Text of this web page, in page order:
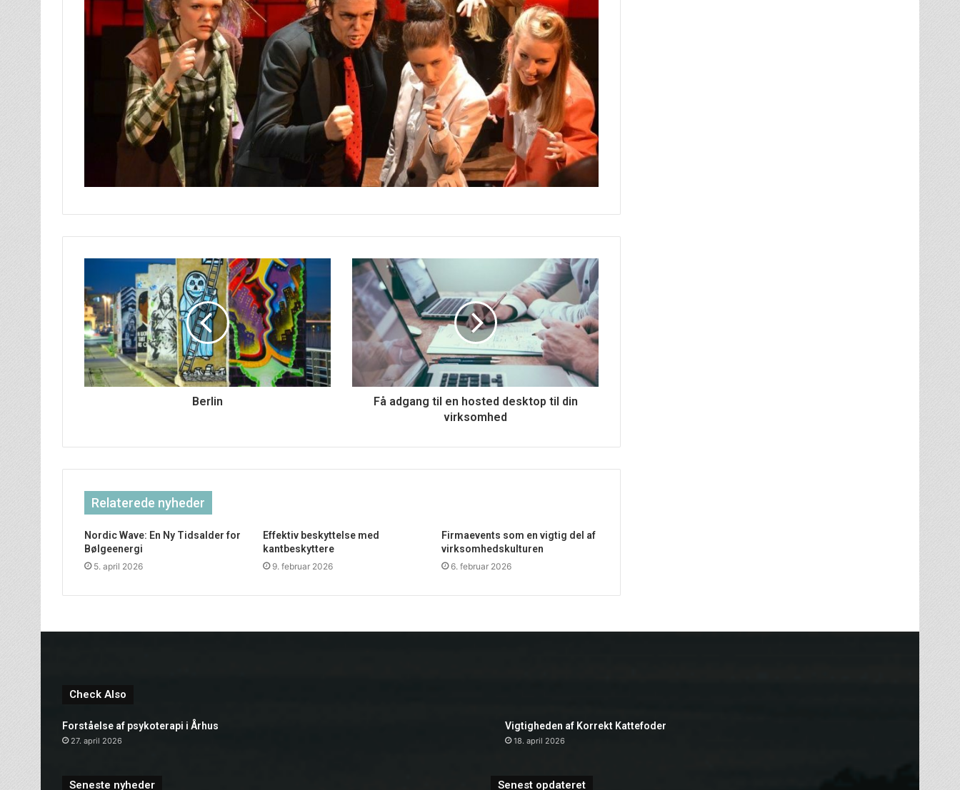
Berlin
Få adgang til en hosted desktop til din
virksomhed
Relaterede nyheder
Nordic Wave: En Ny Tidsalder for
Bølgeenergi
5. april 2026
Effektiv beskyttelse med
kantbeskyttere
9. februar 2026
Firmaevents som en vigtig del af
virksomhedskulturen
6. februar 2026
Check Also
Forståelse af psykoterapi i Århus
27. april 2026
Vigtigheden af Korrekt Kattefoder
18. april 2026
Seneste nyheder Senest opdateret